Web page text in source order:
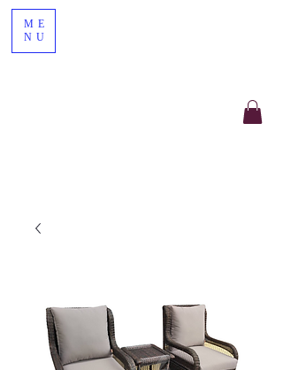
ME
NU